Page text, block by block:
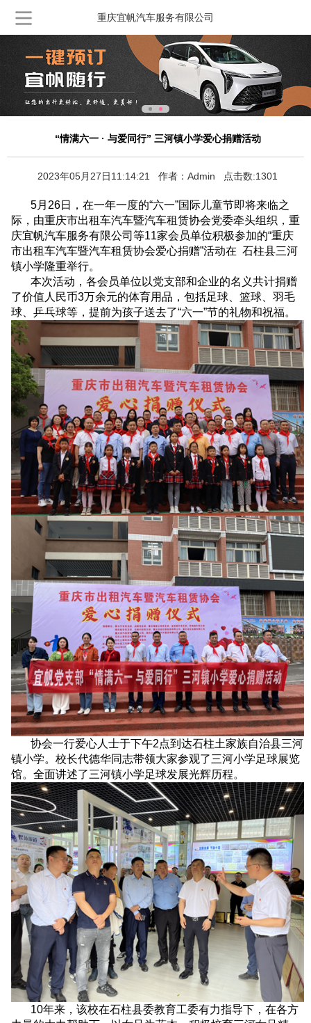
重庆宜帆汽车服务有限公司
“情满六一 · 与爱同行” 三河镇小学爱心捐赠活动
2023年05月27日11:14:21 作者：Admin 点击数:1301
5月26日，在一年一度的“六一”国际儿童节即将来临之
际，由重庆市出租车汽车暨汽车租赁协会党委牵头组织，重
庆宜帆汽车服务有限公司等11家会员单位积极参加的“重庆
市出租车汽车暨汽车租赁协会爱心捐赠”活动在 石柱县三河
镇小学隆重举行。
本次活动，各会员单位以党支部和企业的名义共计捐赠
了价值人民币3万余元的体育用品，包括足球、篮球、羽毛
球、乒乓球等，提前为孩子送去了“六一”节的礼物和祝福。
协会一行爱心人士于下午2点到达石柱土家族自治县三河
镇小学。校长代德华同志带领大家参观了三河小学足球展览
馆。全面讲述了三河镇小学足球发展光辉历程。
10年来，该校在石柱县委教育工委有力指导下，在各方